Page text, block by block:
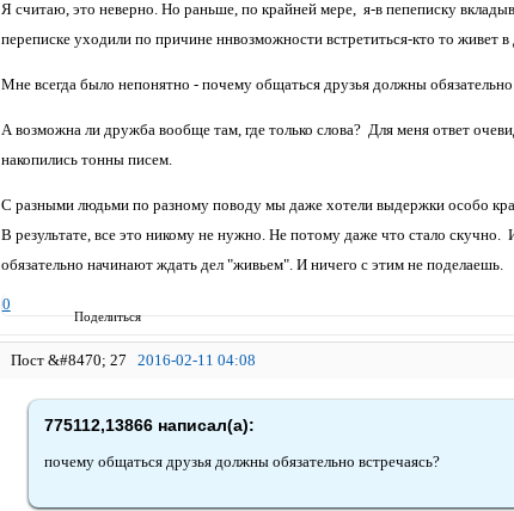
Поделиться
Я считаю, это неверно. Но раньше, по крайней мере, я-в пепеписку
переписке уходили по причине ннвозможности встретиться-кто то живет
Мне всегда было непонятно - почему общаться друзья должны
А возможна ли дружба вообще там, где только слова? Для меня ответ
накопились тонны писем.
С разными людьми по разному поводу мы даже хотели выдержки особо
В результате, все это никому не нужно. Не потому даже что стало
обязательно начинают ждать дел "живьем". И ничего с этим не поделаешь.
0
27 2016-02-11 04:08
775112,13866 написал(а):
почему общаться друзья должны обязательно встречаясь?